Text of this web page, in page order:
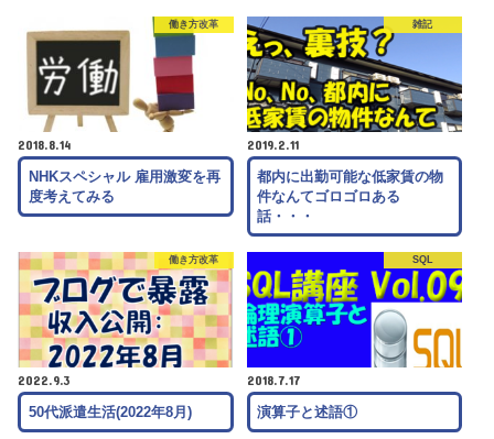
働き方改革
2018.8.14
NHKスペシャル 雇用激変を再
度考えてみる
雑記
2019.2.11
都内に出勤可能な低家賃の物
件なんてゴロゴロある
話・・・
働き方改革
2022.9.3
50代派遣生活(2022年8月)
SQL
2018.7.17
演算子と述語①